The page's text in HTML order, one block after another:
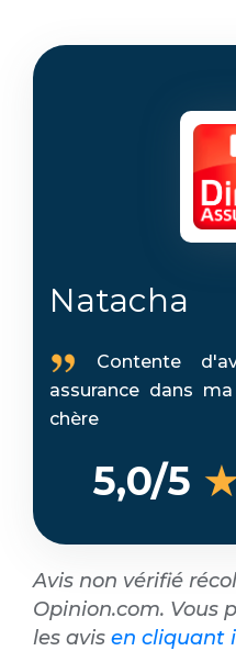
Natacha
Contente
assurance dans
chère
5,0/5
Avis non vérifié
Opinion.com. Vous
les avis en cliquant